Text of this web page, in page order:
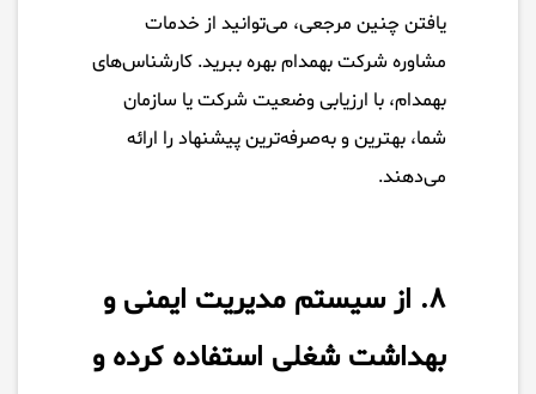
یافتن چنین مرجعی، می‌توانید از خدمات
مشاوره شرکت بهمدام بهره ببرید. کارشناس‌های
بهمدام، با ارزیابی وضعیت شرکت یا سازمان
شما، بهترین و به‌صرفه‌ترین پیشنهاد را ارائه
می‌دهند.
۸. از سیستم مدیریت ایمنی و
بهداشت شغلی استفاده کرده و